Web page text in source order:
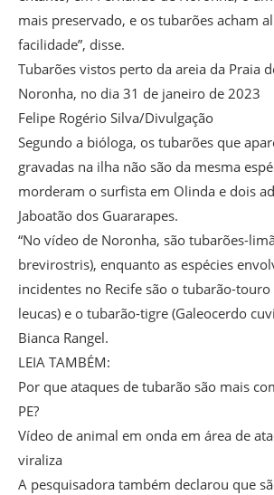
mais preservado, e os tubarões acham
facilidade”, disse.
Tubarões vistos perto da areia da Praia
Noronha, no dia 31 de janeiro de 2023
Felipe Rogério Silva/Divulgação
Segundo a bióloga, os tubarões que
gravadas na ilha não são da mesma
morderam o surfista em Olinda e dois
Jaboatão dos Guararapes.
“No vídeo de Noronha, são tubarões-
brevirostris), enquanto as espécies
incidentes no Recife são o tubarão-touro
leucas) e o tubarão-tigre (Galeocerdo
Bianca Rangel.
LEIA TAMBÉM:
Por que ataques de tubarão são mais
PE?
Vídeo de animal em onda em área de
viraliza
A pesquisadora também declarou que